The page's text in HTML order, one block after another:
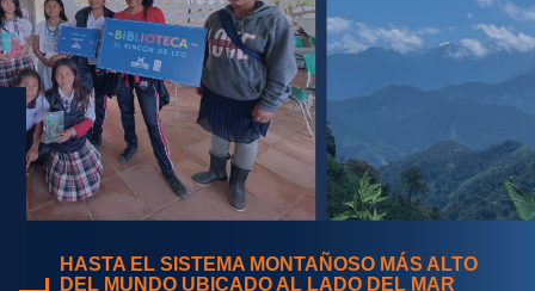
HASTA EL SISTEMA MONTAÑOSO MÁS ALTO
DEL MUNDO UBICADO AL LADO DEL MAR